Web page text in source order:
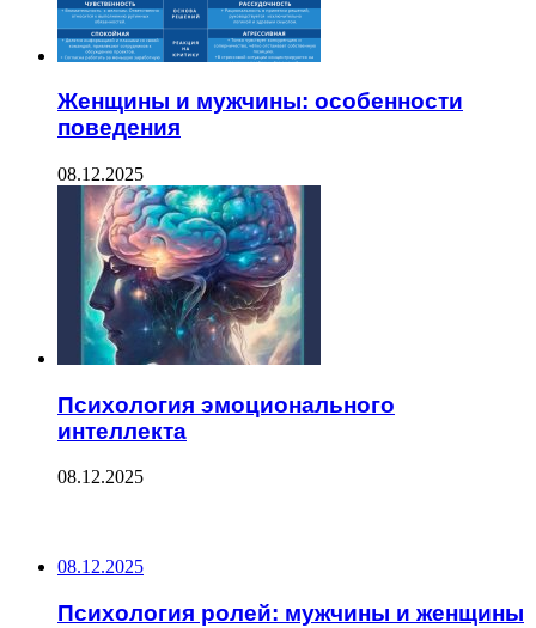
Женщины и мужчины: особенности
поведения
08.12.2025
Психология эмоционального
интеллекта
08.12.2025
08.12.2025
Психология ролей: мужчины и женщины